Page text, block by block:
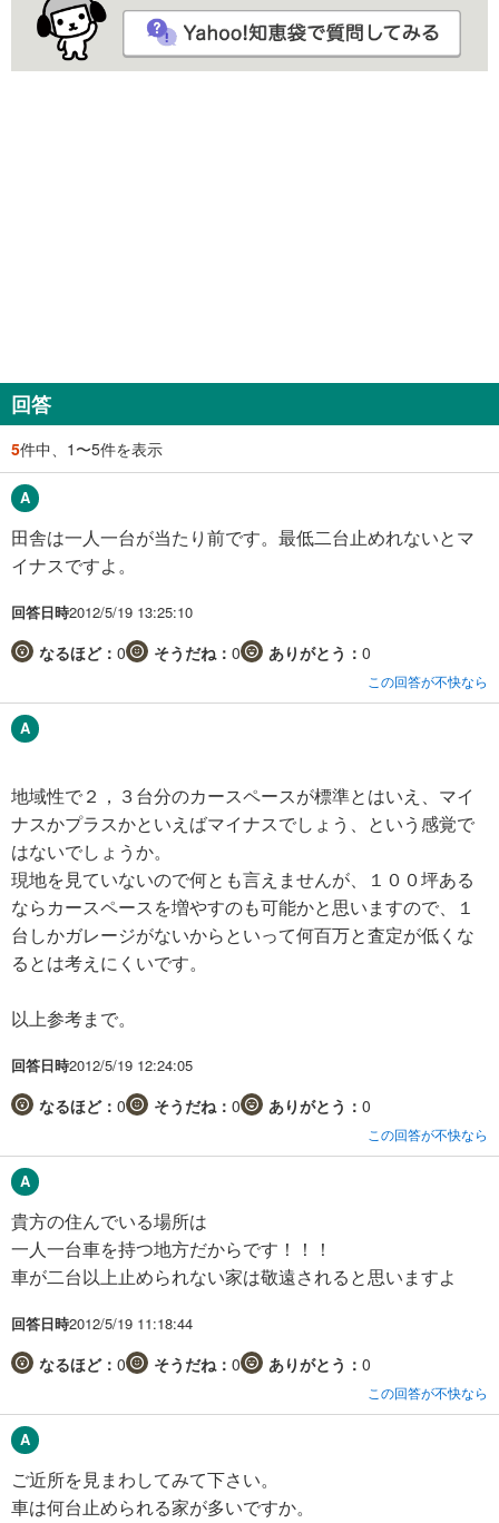
回答
5件中、1〜5件を表示
田舎は一人一台が当たり前です。最低二台止めれないとマ
イナスですよ。
回答日時2012/5/19 13:25:10
なるほど： 0 そうだね： 0 ありがとう： 0
この回答が不快なら
地域性で２，３台分のカースペースが標準とはいえ、マイ
ナスかプラスかといえばマイナスでしょう、という感覚で
はないでしょうか。
現地を見ていないので何とも言えませんが、１００坪ある
ならカースペースを増やすのも可能かと思いますので、１
台しかガレージがないからといって何百万と査定が低くな
るとは考えにくいです。
以上参考まで。
回答日時2012/5/19 12:24:05
なるほど： 0 そうだね： 0 ありがとう： 0
この回答が不快なら
貴方の住んでいる場所は
一人一台車を持つ地方だからです！！！
車が二台以上止められない家は敬遠されると思いますよ
回答日時2012/5/19 11:18:44
なるほど： 0 そうだね： 0 ありがとう： 0
この回答が不快なら
ご近所を見まわしてみて下さい。
車は何台止められる家が多いですか。